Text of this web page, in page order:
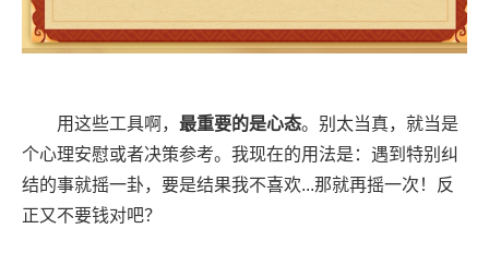
用这些工具啊， 最重要的是心态。别太当真，就当是
个心理安慰或者决策参考。我现在的用法是：遇到特别纠
结的事就摇一卦，要是结果我不喜欢...那就再摇一次！反
正又不要钱对吧？